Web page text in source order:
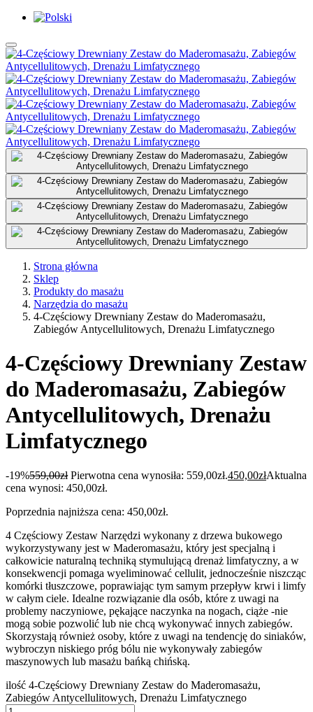
Strona główna
Sklep
Produkty do masażu
Narzędzia do masażu
4-Częściowy Drewniany Zestaw do Maderomasażu,
Zabiegów Antycellulitowych, Drenażu Limfatycznego
4-Częściowy Drewniany Zestaw
do Maderomasażu, Zabiegów
Antycellulitowych, Drenażu
Limfatycznego
-19%559,00zł Pierwotna cena wynosiła: 559,00zł.450,00złAktualna
cena wynosi: 450,00zł.
Poprzednia najniższa cena: 450,00zł.
4 Częściowy Zestaw Narzędzi wykonany z drzewa bukowego
wykorzystywany jest w Maderomasażu, który jest specjalną i
całkowicie naturalną techniką stymulującą drenaż limfatyczny, a w
konsekwencji pomaga wyeliminować cellulit, jednocześnie niszcząc
komórki tłuszczowe, poprawiając tym samym przepływ krwi i limfy
w całym ciele. Idealne rozwiązanie dla osób, które z uwagi na
problemy naczyniowe, pękające naczynka na nogach, ciąże -nie
mogą sobie pozwolić lub nie chcą wykonywać innych zabiegów.
Skorzystają również osoby, które z uwagi na tendencję do siniaków,
wybroczyn niskiego próg bólu nie wykonywały zabiegów
maszynowych lub masażu bańką chińską.
ilość 4-Częściowy Drewniany Zestaw do Maderomasażu,
Zabiegów Antycellulitowych, Drenażu Limfatycznego